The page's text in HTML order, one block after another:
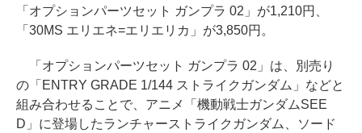
「オプションパーツセット ガンプラ 02」が1,210円、
「30MS エリエネ=エリエリカ」が3,850円。
「オプションパーツセット ガンプラ 02」は、別売り
の「ENTRY GRADE 1/144 ストライクガンダム」などと
組み合わせることで、アニメ「機動戦士ガンダムSEE
D」に登場したランチャーストライクガンダム、ソード